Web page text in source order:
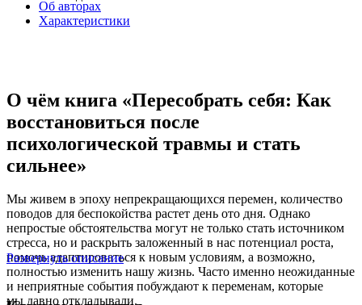
Об авторах
Характеристики
О чём книга «Пересобрать себя: Как
восстановиться после
психологической травмы и стать
сильнее»
Мы живем в эпоху непрекращающихся перемен, количество
поводов для беспокойства растет день ото дня. Однако
непростые обстоятельства могут не только стать источником
стресса, но и раскрыть заложенный в нас потенциал роста,
помочь адаптироваться к новым условиям, а возможно,
полностью изменить нашу жизнь. Часто именно неожиданные
и неприятные события побуждают к переменам, которые
мы давно откладывали.
Развернуть описание